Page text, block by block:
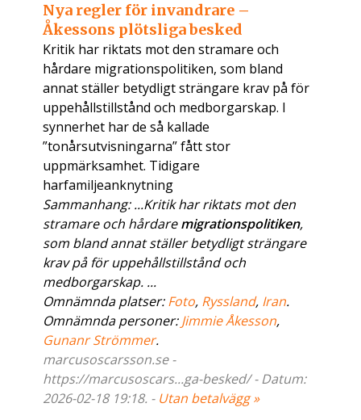
Nya regler för invandrare –
Åkessons plötsliga besked
Kritik har riktats mot den stramare och
hårdare migrationspolitiken, som bland
annat ställer betydligt strängare krav på för
uppehållstillstånd och medborgarskap. I
synnerhet har de så kallade
”tonårsutvisningarna” fått stor
uppmärksamhet. Tidigare
harfamiljeanknytning
Sammanhang: ...Kritik har riktats mot den
stramare och hårdaremigrationspolitiken,
som bland annat ställer betydligt strängare
krav på för uppehållstillstånd och
medborgarskap. ...
Omnämnda platser:Foto, Ryssland, Iran.
Omnämnda personer:Jimmie Åkesson,
Gunanr Strömmer.
marcusoscarsson.se -
https://marcusoscars...ga-besked/ - Datum:
2026-02-18 19:18. - Utan betalvägg »